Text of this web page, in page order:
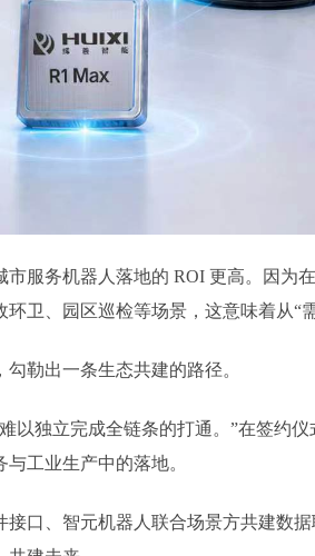
服务机器人落地的 ROI 更高。因为
、园区巡检等场景，这意味着从“
勒出一条生态共建的路径。
独立完成全链条的打通。”在签约
工业生产中的落地。
口、智元机器人联合场景方共建